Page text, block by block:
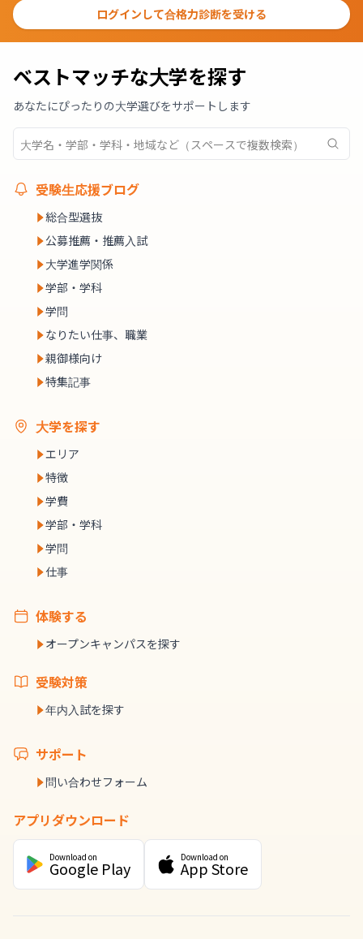
ログインして合格力診断を受ける
ベストマッチな大学を探す
あなたにぴったりの大学選びをサポートします
受験生応援ブログ
総合型選抜
公募推薦・推薦入試
大学進学関係
学部・学科
学問
なりたい仕事、職業
親御様向け
特集記事
大学を探す
エリア
特徴
学費
学部・学科
学問
仕事
体験する
オープンキャンパスを探す
受験対策
年内入試を探す
サポート
問い合わせフォーム
アプリダウンロード
Download on
Google Play
Download on
App Store